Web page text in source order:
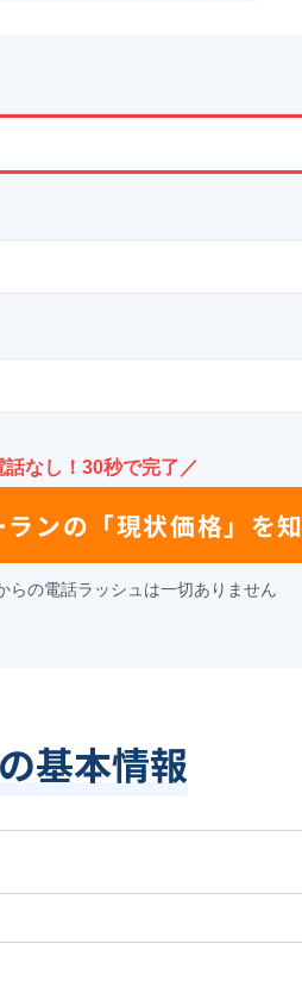
話なし！30秒で完了／
ンの 「現状価格」を
の電話ラッシュは一切ありません
基本情報